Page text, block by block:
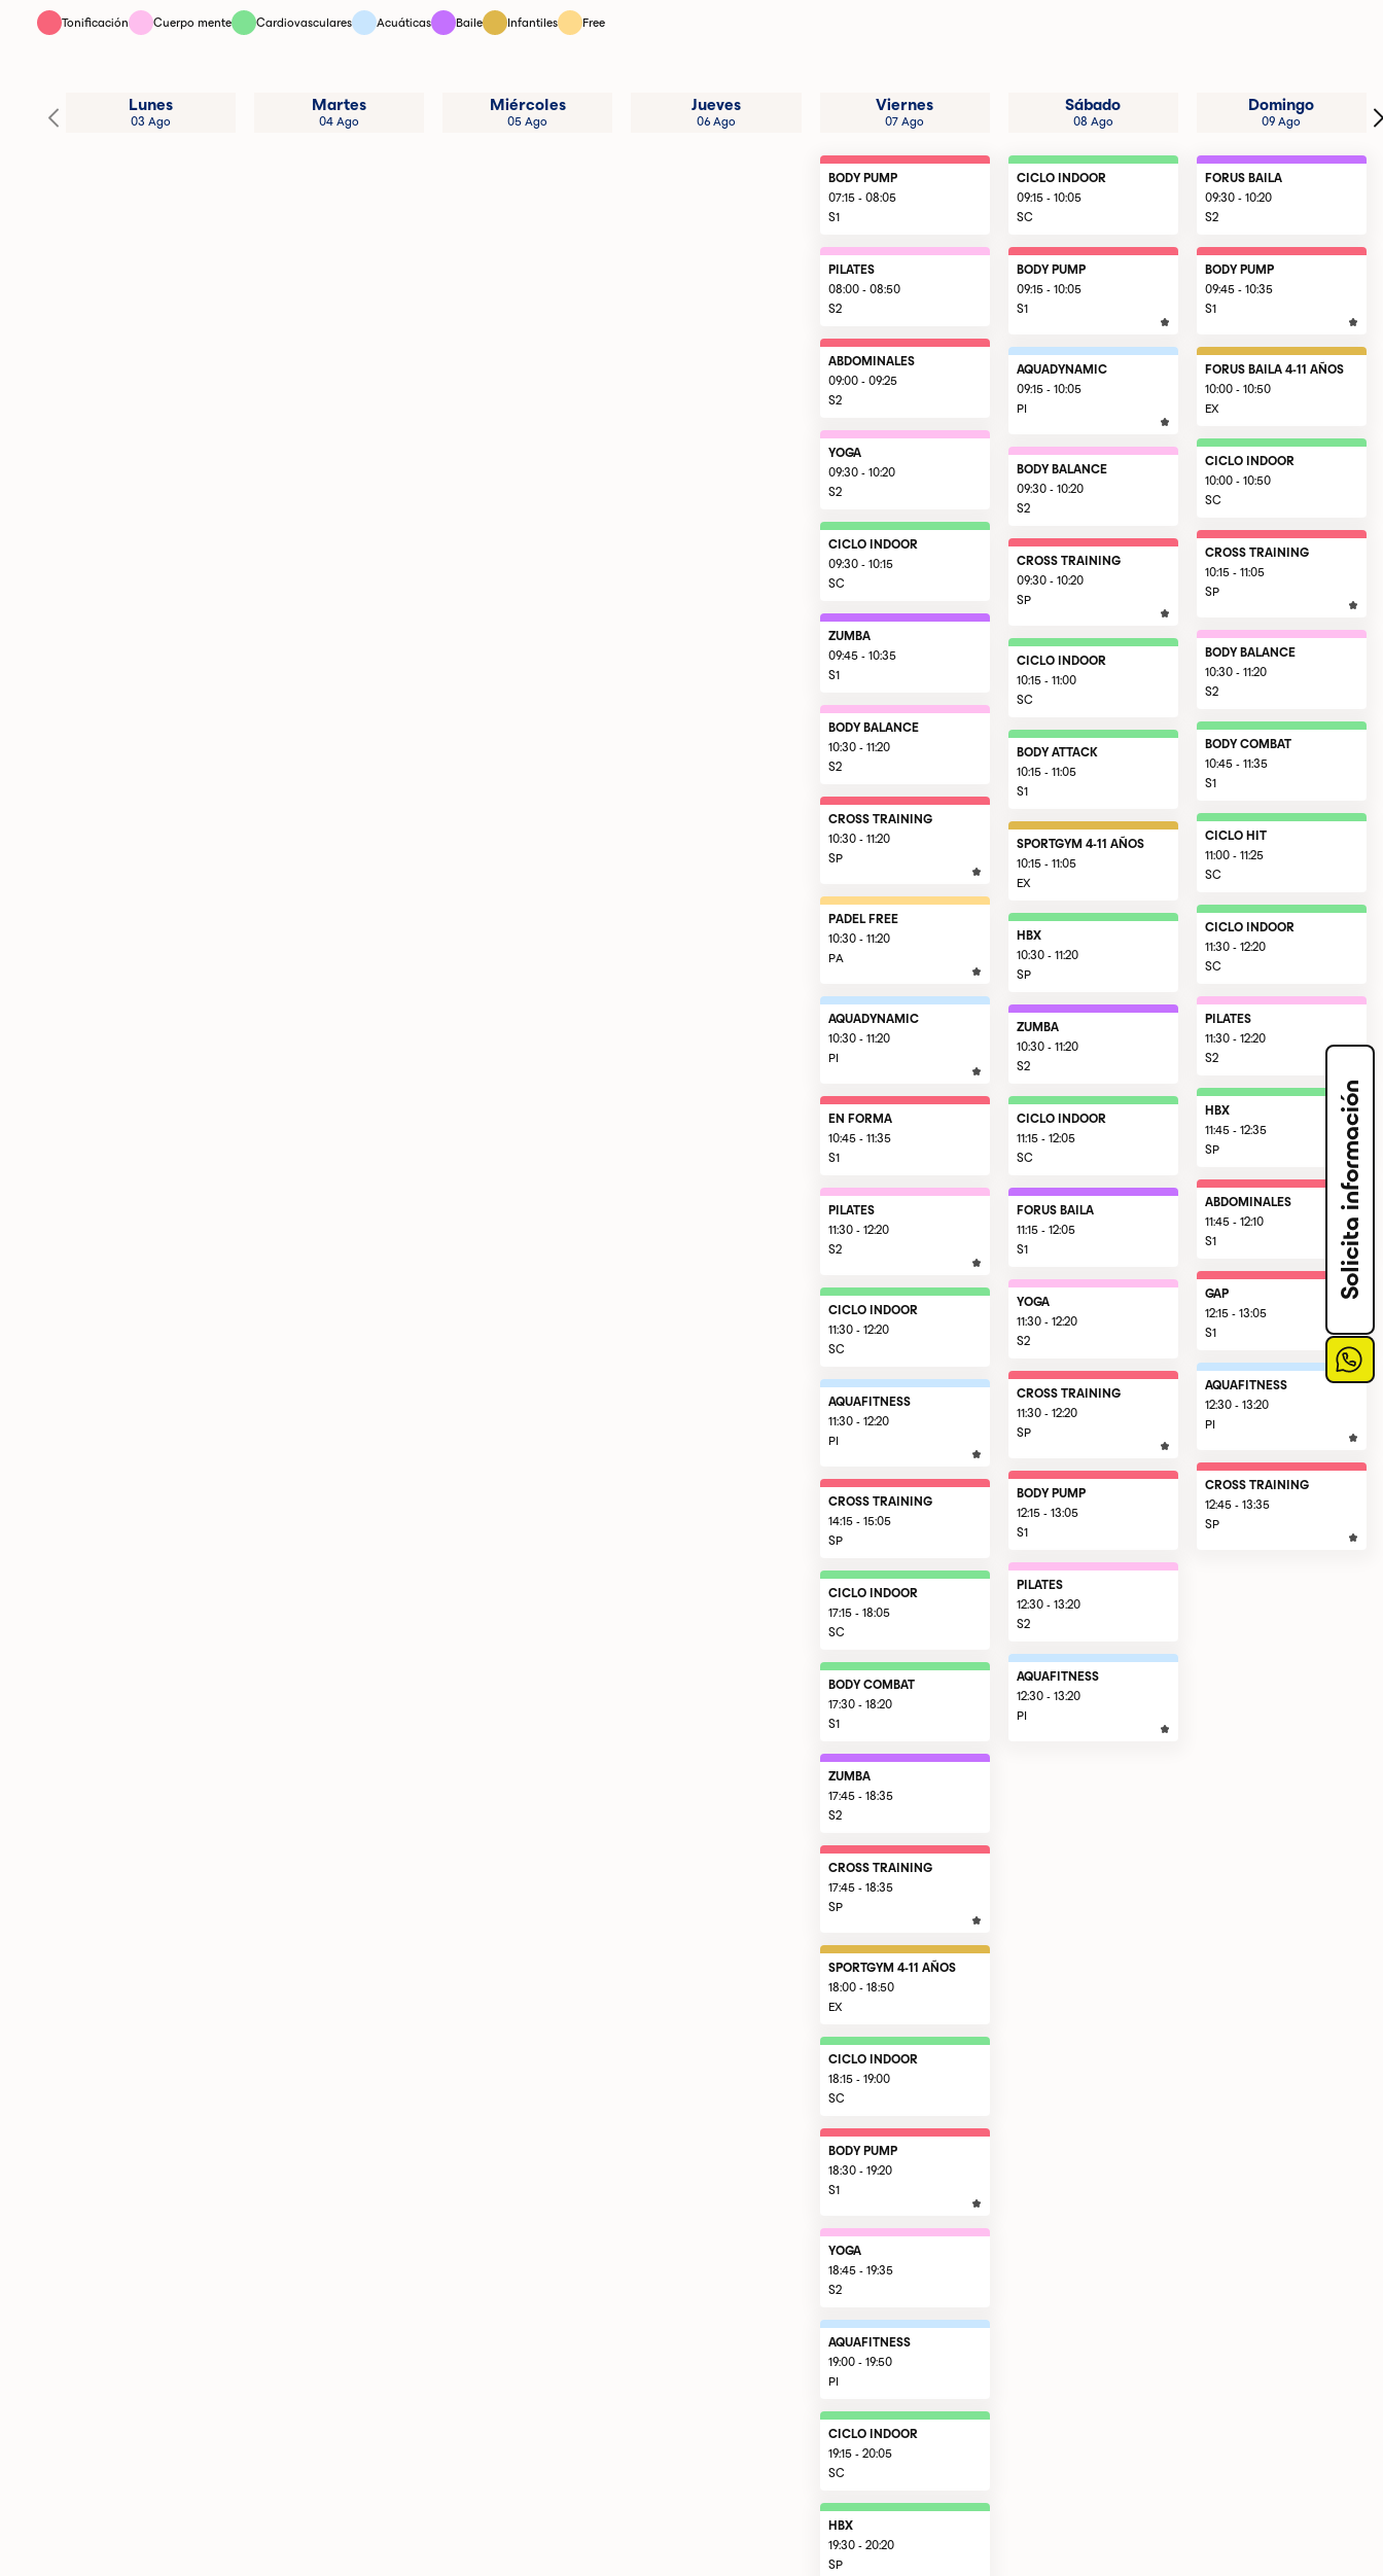
Tonificación Cuerpo mente Cardiovasculares Acuáticas Baile Infantiles Free
Lunes
03 Ago
Martes
04 Ago
Miércoles
05 Ago
Jueves
06 Ago
Viernes
07 Ago
BODY PUMP
07:15 - 08:05
S1
PILATES
08:00 - 08:50
S2
ABDOMINALES
09:00 - 09:25
S2
YOGA
09:30 - 10:20
S2
CICLO INDOOR
09:30 - 10:15
SC
ZUMBA
09:45 - 10:35
S1
BODY BALANCE
10:30 - 11:20
S2
CROSS TRAINING
10:30 - 11:20
SP
PADEL FREE
10:30 - 11:20
PA
AQUADYNAMIC
10:30 - 11:20
PI
EN FORMA
10:45 - 11:35
S1
PILATES
11:30 - 12:20
S2
CICLO INDOOR
11:30 - 12:20
SC
AQUAFITNESS
11:30 - 12:20
PI
CROSS TRAINING
14:15 - 15:05
SP
CICLO INDOOR
17:15 - 18:05
SC
BODY COMBAT
17:30 - 18:20
S1
ZUMBA
17:45 - 18:35
S2
CROSS TRAINING
17:45 - 18:35
SP
SPORTGYM 4-11 AÑOS
18:00 - 18:50
EX
CICLO INDOOR
18:15 - 19:00
SC
BODY PUMP
18:30 - 19:20
S1
YOGA
18:45 - 19:35
S2
AQUAFITNESS
19:00 - 19:50
PI
CICLO INDOOR
19:15 - 20:05
SC
HBX
19:30 - 20:20
SP
Sábado
08 Ago
CICLO INDOOR
09:15 - 10:05
SC
BODY PUMP
09:15 - 10:05
S1
AQUADYNAMIC
09:15 - 10:05
PI
BODY BALANCE
09:30 - 10:20
S2
CROSS TRAINING
09:30 - 10:20
SP
CICLO INDOOR
10:15 - 11:00
SC
BODY ATTACK
10:15 - 11:05
S1
SPORTGYM 4-11 AÑOS
10:15 - 11:05
EX
HBX
10:30 - 11:20
SP
ZUMBA
10:30 - 11:20
S2
CICLO INDOOR
11:15 - 12:05
SC
FORUS BAILA
11:15 - 12:05
S1
YOGA
11:30 - 12:20
S2
CROSS TRAINING
11:30 - 12:20
SP
BODY PUMP
12:15 - 13:05
S1
PILATES
12:30 - 13:20
S2
AQUAFITNESS
12:30 - 13:20
PI
Domingo
09 Ago
FORUS BAILA
09:30 - 10:20
S2
BODY PUMP
09:45 - 10:35
S1
FORUS BAILA 4-11 AÑOS
10:00 - 10:50
EX
CICLO INDOOR
10:00 - 10:50
SC
CROSS TRAINING
10:15 - 11:05
SP
BODY BALANCE
10:30 - 11:20
S2
BODY COMBAT
10:45 - 11:35
S1
CICLO HIT
11:00 - 11:25
SC
CICLO INDOOR
11:30 - 12:20
SC
PILATES
11:30 - 12:20
S2
HBX
11:45 - 12:35
SP
ABDOMINALES
11:45 - 12:10
S1
GAP
12:15 - 13:05
S1
AQUAFITNESS
12:30 - 13:20
PI
CROSS TRAINING
12:45 - 13:35
SP
Solicita información